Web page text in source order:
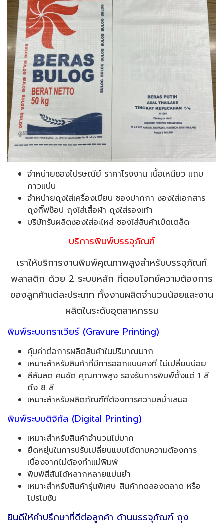
จำหน่ายซองไปรษณีย์ ราคาโรงงาน เนื้อเหนียว แถบ
กาวแน่น
จำหน่ายถุงใส่เครื่องเขียน ซองปากกา ซองใส่เอกสาร
ถุงกิ๊ฟช็อป ถุงใส่เสื้อผ้า ถุงใส่รองเท้า
บริษัทรับผลิตซองใส่อะไหล่ ซองใส่สินค้าเบ็ดเตล็ด
บริการพิมพ์บรรจุภัณฑ์
เราให้บริการงานพิมพ์คุณภาพสูงสำหรับบรรจุภัณฑ์
พลาสติก ด้วย 2 ระบบหลัก ที่ตอบโจทย์ความต้องการ
ของลูกค้าแต่ละประเภท ทั้งงานผลิตจำนวนน้อยและงาน
ผลิตในระดับอุตสาหกรรม
พิมพ์ระบบกราเวียร์ (Gravure Printing)
คุ้มค่าต่อการผลิตสินค้าในปริมาณมาก
เหมาะสำหรับสินค้าที่มีการออกแบบคงที่ ไม่เปลี่ยนบ่อย
สีสันสด คมชัด คุณภาพสูง รองรับการพิมพ์ตั้งแต่ 1 สี
ถึง 8 สี
เหมาะสำหรับผลิตภัณฑ์ที่ต้องการความสม่ำเสมอ
พิมพ์ระบบดิจิทัล (Digital Printing)
เหมาะสำหรับสินค้าจำนวนไม่มาก
ยืดหยุ่นในการปรับเปลี่ยนแบบได้ตามความต้องการ
เนื่องจากไม่ต้องทำแม่พิมพ์
พิมพ์สีสันได้หลากหลายแม่นยำ
เหมาะสำหรับสินค้ารุ่นพิเศษ สินค้าทดลองตลาด หรือ
โปรโมชัน
ยินดีให้คำปรึกษาที่ดีต่อลูกค้า ด้านบรรจุภัณฑ์ ถุง